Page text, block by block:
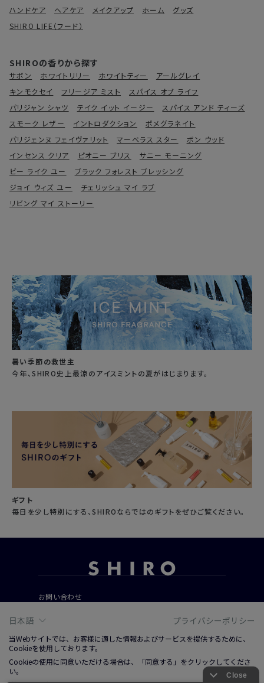
ハンドケア
ヘアケア メイクアップ ホーム
グッズ
SHIRO LIFE（フード）
SHIROの香りから探す
サボン ホワイトリリー ホワイトティー
アールグレイ
キンモクセイ
フリージア ミスト
スパイス オブ ライフ
パリジャン シャツ
テイク イット イージー
スパイス アンド ティーズ
スモーク レザー
イントロダクション
ポメグラネイト
パリジェンヌ フェイヴァリット
マーベラス スター
ボン ウッド
インセンス クリア
ピオニー ブリス
サニー モーニング
ビー ライク ユー
ブラック フォレスト ブレッシング
ジョイ ウィズ ユー
チェリッシュ マイ ラブ
リビング マイ ストーリー
暑い季節の救世主
今年、SHIRO史上最涼のアイスミントの夏がはじまります。
ギフト
毎日を少し特別にする、SHIROならではのギフトをぜひご覧ください。
お問い合わせ
よくあるご質問
会社概要
日本語 プライバシーポリシー
当Webサイトでは、お客様に適した情報およびサービスを提供するために、
Cookieを使用しております。
Cookieの使用に同意いただける場合は、「同意する」をクリックしてくださ
い。